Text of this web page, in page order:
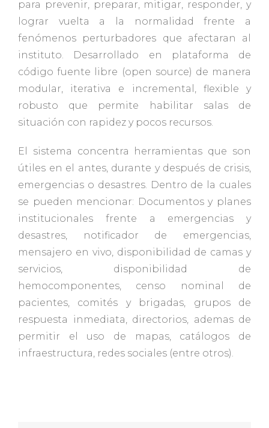
para prevenir, preparar, mitigar, responder, y
lograr vuelta a la normalidad frente a
fenómenos perturbadores que afectaran al
instituto. Desarrollado en plataforma de
código fuente libre (open source) de manera
modular, iterativa e incremental, flexible y
robusto que permite habilitar salas de
situación con rapidez y pocos recursos.
El sistema concentra herramientas que son
útiles en el antes, durante y después de crisis,
emergencias o desastres. Dentro de la cuales
se pueden mencionar: Documentos y planes
institucionales frente a emergencias y
desastres, notificador de emergencias,
mensajero en vivo, disponibilidad de camas y
servicios, disponibilidad de
hemocomponentes, censo nominal de
pacientes, comités y brigadas, grupos de
respuesta inmediata, directorios, ademas de
permitir el uso de mapas, catálogos de
infraestructura, redes sociales (entre otros).